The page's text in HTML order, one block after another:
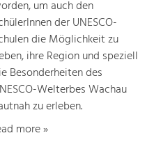
and
um auch den
der UNESCO-
die Möglichkeit zu
ihre Region und speziell
Besonderheiten des
Welterbes Wachau
zu erleben.
more »